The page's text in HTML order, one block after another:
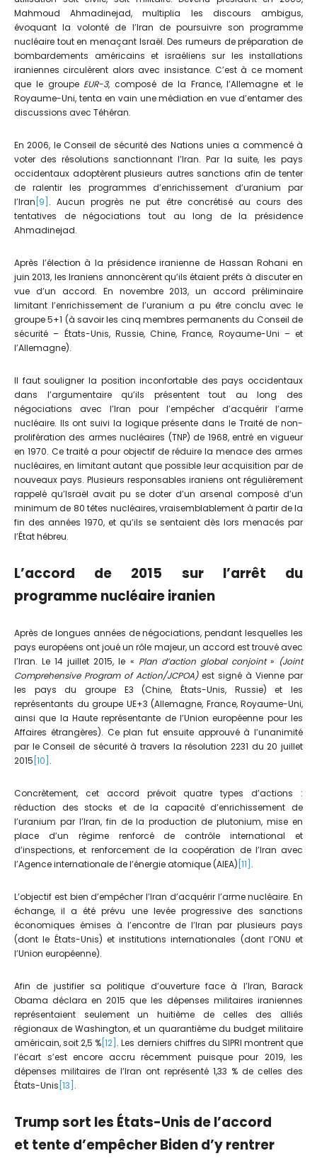
Mahmoud Ahmadinejad, multiplia les discours ambigus,
évoquant la volonté de l’Iran de poursuivre son programme
nucléaire tout en menaçant Israël. Des rumeurs de préparation de
bombardements américains et israéliens sur les installations
iraniennes circulèrent alors avec insistance. C’est à ce moment
que le groupe EUR-3, composé de la France, l’Allemagne et le
Royaume-Uni, tenta en vain une médiation en vue d’entamer des
discussions avec Téhéran.
En 2006, le Conseil de sécurité des Nations unies a commencé à
voter des résolutions sanctionnant l’Iran. Par la suite, les pays
occidentaux adoptèrent plusieurs autres sanctions afin de tenter
de ralentir les programmes d’enrichissement d’uranium par
l’Iran [9] . Aucun progrès ne put être concrétisé au cours des
tentatives de négociations tout au long de la présidence
Ahmadinejad.
Après l’élection à la présidence iranienne de Hassan Rohani en
juin 2013, les Iraniens annoncèrent qu’ils étaient prêts à discuter en
vue d’un accord. En novembre 2013, un accord préliminaire
limitant l’enrichissement de l’uranium a pu être conclu avec le
groupe 5+1 (à savoir les cinq membres permanents du Conseil de
sécurité – États-Unis, Russie, Chine, France, Royaume-Uni – et
l’Allemagne).
Il faut souligner la position inconfortable des pays occidentaux
dans l’argumentaire qu’ils présentent tout au long des
négociations avec l’Iran pour l’empêcher d’acquérir l’arme
nucléaire. Ils ont suivi la logique présente dans le Traité de non-
prolifération des armes nucléaires (TNP) de 1968, entré en vigueur
en 1970. Ce traité a pour objectif de réduire la menace des armes
nucléaires, en limitant autant que possible leur acquisition par de
nouveaux pays. Plusieurs responsables iraniens ont régulièrement
rappelé qu’Israël avait pu se doter d’un arsenal composé d’un
minimum de 80 têtes nucléaires, vraisemblablement à partir de la
fin des années 1970, et qu’ils se sentaient dès lors menacés par
l’État hébreu.
L’accord de 2015 sur l’arrêt du
programme nucléaire iranien
Après de longues années de négociations, pendant lesquelles les
pays européens ont joué un rôle majeur, un accord est trouvé avec
l’Iran. Le 14 juillet 2015, le « Plan d’action global conjoint » (Joint
Comprehensive Program of Action/JCPOA)est signé à Vienne par
les pays du groupe E3 (Chine, États-Unis, Russie) et les
représentants du groupe UE+3 (Allemagne, France, Royaume-Uni,
ainsi que la Haute représentante de l’Union européenne pour les
Affaires étrangères). Ce plan fut ensuite approuvé à l’unanimité
par le Conseil de sécurité à travers la résolution 2231 du 20 juillet
2015 [10] .
Concrètement, cet accord prévoit quatre types d’actions :
réduction des stocks et de la capacité d’enrichissement de
l’uranium par l’Iran, fin de la production de plutonium, mise en
place d’un régime renforcé de contrôle international et
d’inspections, et renforcement de la coopération de l’Iran avec
l’Agence internationale de l’énergie atomique (AIEA) [11] .
L’objectif est bien d’empêcher l’Iran d’acquérir l’arme nucléaire. En
échange, il a été prévu une levée progressive des sanctions
économiques émises à l’encontre de l’Iran par plusieurs pays
(dont le États-Unis) et institutions internationales (dont l’ONU et
l’Union européenne).
Afin de justifier sa politique d’ouverture face à l’Iran, Barack
Obama déclara en 2015 que les dépenses militaires iraniennes
représentaient seulement un huitième de celles des alliés
régionaux de Washington, et un quarantième du budget militaire
américain, soit 2,5 % [12] . Les derniers chiffres du SIPRI montrent que
l’écart s’est encore accru récemment puisque pour 2019, les
dépenses militaires de l’Iran ont représenté 1,33 % de celles des
États-Unis [13] .
Trump sort les États-Unis de l’accord
et tente d’empêcher Biden d’y rentrer